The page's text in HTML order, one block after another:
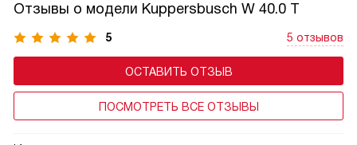
Отзывы о модели Kuppersbusch W 40.0 T
5 5 отзывов
ОСТАВИТЬ ОТЗЫВ
ПОСМОТРЕТЬ ВСЕ ОТЗЫВЫ